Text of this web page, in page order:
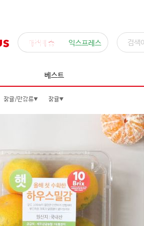
매직배송 익스프레스
베스트
감귤/만감류 감귤